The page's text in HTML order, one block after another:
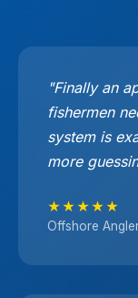
"Finally an
fishermen
system is
more
★★★★★
Offshore